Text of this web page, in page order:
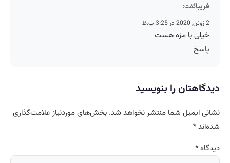
فریباگفت:
2 ژوئن, 2020 در 3:25 ب.ظ
خیلی با مزه هست
پاسخ
دیدگاهتان را بنویسید
نشانی ایمیل شما منتشر نخواهد شد. بخش‌های موردنیاز علامت‌گذاری
شده‌اند*
دیدگاه*